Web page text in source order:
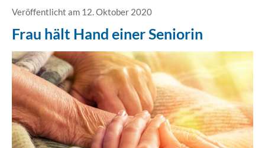
Datenschutzerklärung
Erklärung Barrierefreiheit
Veröffentlicht am 12. Oktober 2020
Frau hält Hand einer Seniorin